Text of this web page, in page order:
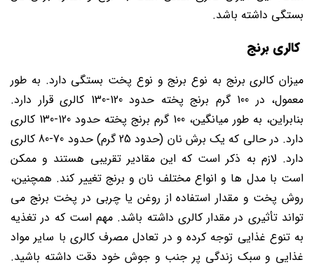
بستگی داشته باشد.
کالری برنج
میزان کالری برنج به نوع برنج و نوع پخت بستگی دارد. به طور
معمول، در 100 گرم برنج پخته حدود 120-130 کالری قرار دارد.
بنابراین، به طور میانگین، 100 گرم برنج پخته حدود 120-130 کالری
دارد. در حالی که یک برش نان (حدود 25 گرم) حدود 70-80 کالری
دارد. لازم به ذکر است که این مقادیر تقریبی هستند و ممکن
است با مدل ها و انواع مختلف نان و برنج تغییر کند. همچنین،
روش پخت و مقدار استفاده از روغن یا چربی در پخت برنج می
‌تواند تأثیری در مقدار کالری داشته باشد. مهم است که در تغذیه
به تنوع غذایی توجه کرده و در تعادل مصرف کالری با سایر مواد
غذایی و سبک زندگی پر جنب و جوش خود دقت داشته باشید.